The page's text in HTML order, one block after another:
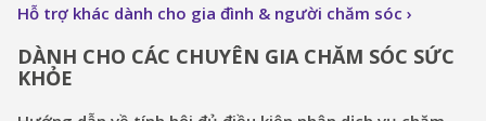
Hỗ trợ khác dành cho gia đình & người chăm sóc
DÀNH CHO CÁC CHUYÊN GIA CHĂM SÓC SỨC
KHỎE